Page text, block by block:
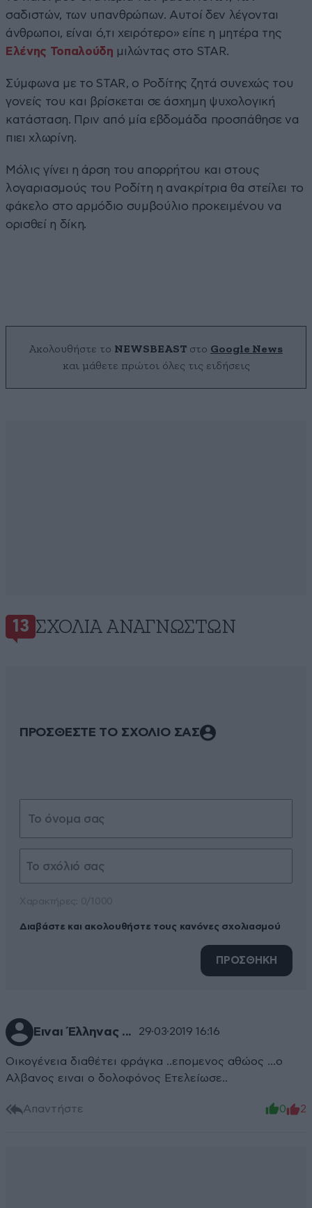
σαδιστών, των υπανθρώπων. Αυτοί δεν λέγονται
άνθρωποι, είναι ό,τι χειρότερο» είπε η μητέρα της
Ελένης Τοπαλούδη μιλώντας στο STAR.
Σύμφωνα με το STAR, ο Ροδίτης ζητά συνεχώς του
γονείς του και βρίσκεται σε άσχημη ψυχολογική
κατάσταση. Πριν από μία εβδομάδα προσπάθησε να
πιει χλωρίνη.
Μόλις γίνει η άρση του απορρήτου και στους
λογαριασμούς του Ροδίτη η ανακρίτρια θα στείλει το
φάκελο στο αρμόδιο συμβούλιο προκειμένου να
ορισθεί η δίκη.
Ακολουθήστε το NEWSBEAST στο Google News
και μάθετε πρώτοι όλες τις ειδήσεις
13 ΣΧΌΛΙΑ ΑΝΑΓΝΩΣΤΏΝ
ΠΡΟΣΘΕΣΤΕ ΤΟ ΣΧΟΛΙΟ ΣΑΣ
Διαβάστε και ακολουθήστε τους κανόνες σχολιασμού
ΠΡΟΣΘΗΚΗ
Ειναι Έλληνας ... 29·03·2019 16:16
Οικογένεια διαθέτει φράγκα ..επομενος αθώος ...ο
Αλβανος ειναι ο δολοφόνος Ετελείωσε..
Απαντήστε 0 2